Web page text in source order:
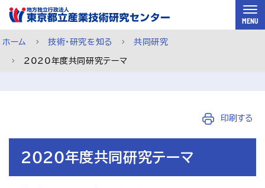
スキップして本文へ
MENU
ホーム 技術・研究を知る 共同研究
2020年度共同研究テーマ
印刷する
2020年度共同研究テーマ